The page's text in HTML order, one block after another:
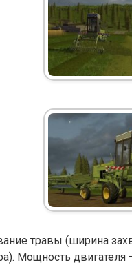
травы (ширина
Мощность